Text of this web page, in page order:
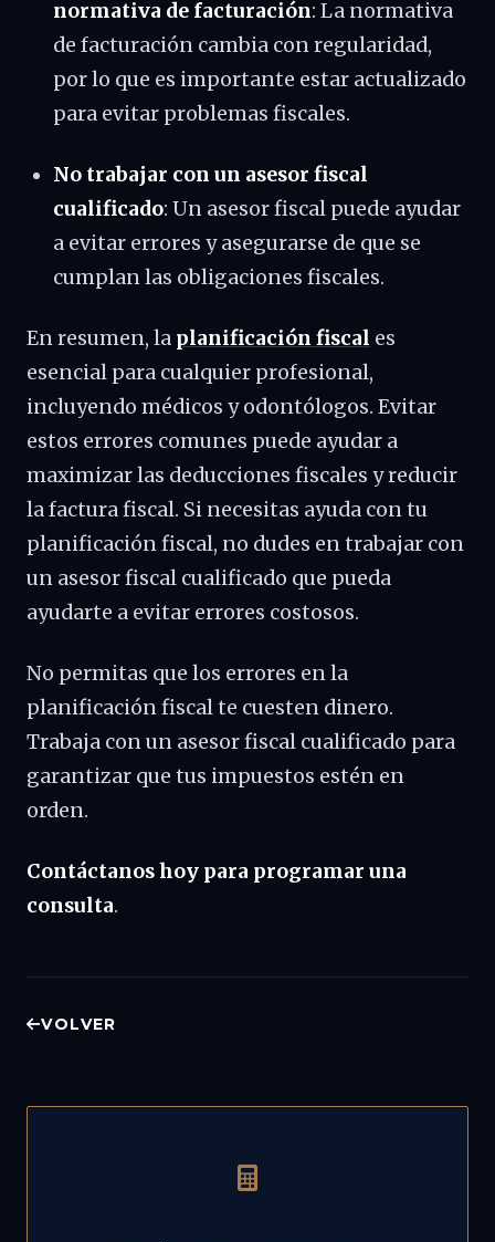
normativa de facturación: La normativa
de facturación cambia con regularidad,
por lo que es importante estar actualizado
para evitar problemas fiscales.
No trabajar con un asesor fiscal
cualificado: Un asesor fiscal puede ayudar
a evitar errores y asegurarse de que se
cumplan las obligaciones fiscales.
En resumen, la planificación fiscal es
esencial para cualquier profesional,
incluyendo médicos y odontólogos. Evitar
estos errores comunes puede ayudar a
maximizar las deducciones fiscales y reducir
la factura fiscal. Si necesitas ayuda con tu
planificación fiscal, no dudes en trabajar con
un asesor fiscal cualificado que pueda
ayudarte a evitar errores costosos.
No permitas que los errores en la
planificación fiscal te cuesten dinero.
Trabaja con un asesor fiscal cualificado para
garantizar que tus impuestos estén en
orden.
Contáctanos hoy para programar una
consulta.
VOLVER